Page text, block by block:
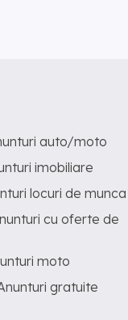
auto/moto
imobiliare
locuri de munca
cu oferte de
moto
gratuite